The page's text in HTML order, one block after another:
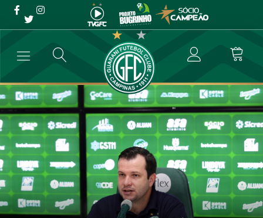
Daniel Paulista elogia
desempenho: ‘feliz pela
vitória e pela apresentação’
→ Futebol Profissional Daniel Paulista elogia desempenho: ‘feliz